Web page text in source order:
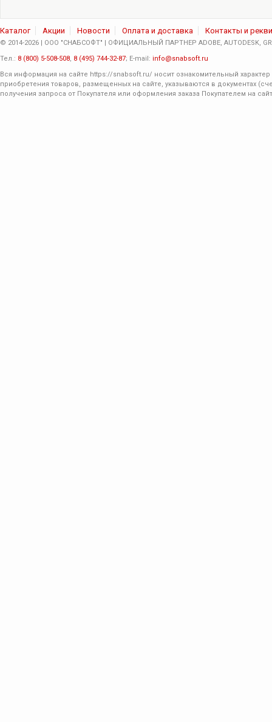
Каталог Акции Новости Оплата и доставка Контакты и
© 2014-2026 | ООО "СНАБСОФТ" | ОФИЦИАЛЬНЫЙ ПАРТНЕР ADOBE, AUTODESK,
Тел.: 8 (800) 5-508-508, 8 (495) 744-32-87; E-mail: info@snabsoft.ru
Вся информация на сайте https://snabsoft.ru/ носит ознакомительный
приобретения товаров, размещенных на сайте, указываются в документах
получения запроса от Покупателя или оформления заказа Покупателем на